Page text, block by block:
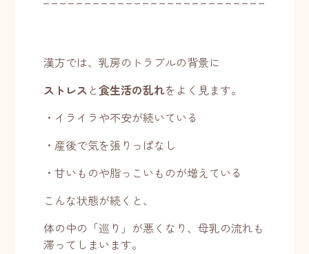
漢方では、乳房のトラブルの背景に
ストレス と食生活の乱れをよく見ます。
・イライラや不安が続いている
・産後で気を張りっぱなし
・甘いものや脂っこいものが増えている
こんな状態が続くと、
体の中の「巡り」が悪くなり、母乳の流れも
滞ってしまいます。